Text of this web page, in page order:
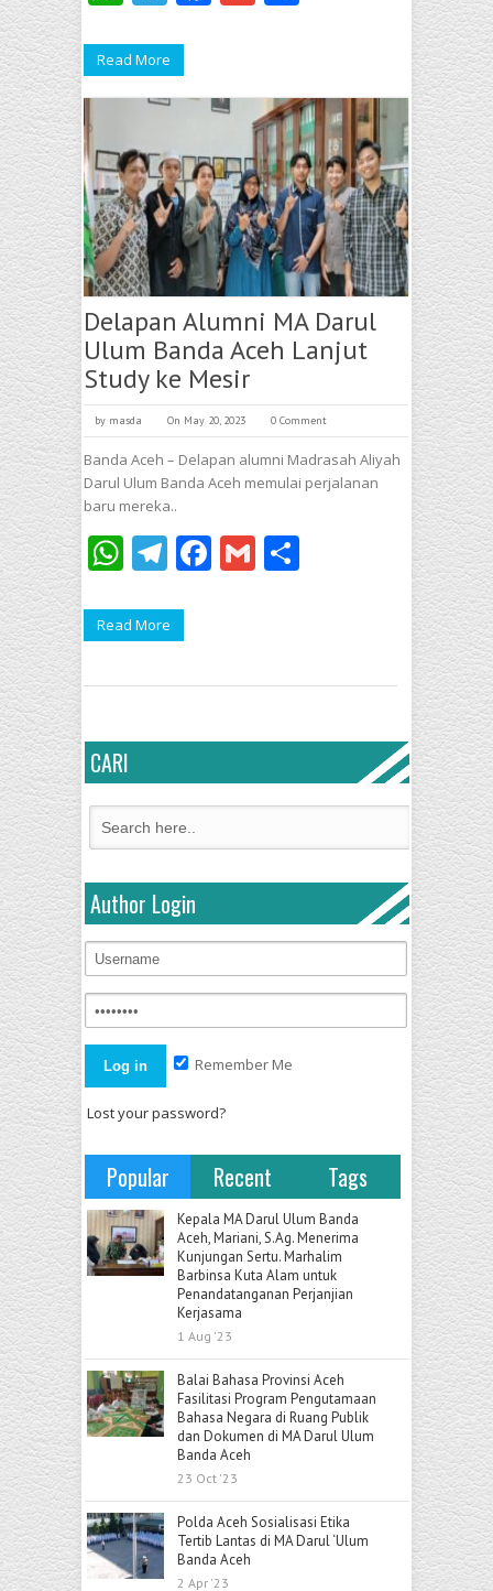
Read More
Delapan Alumni MA Darul
Ulum Banda Aceh Lanjut
Study ke Mesir
by masda On May 20, 2023 0 Comment
Banda Aceh – Delapan alumni Madrasah Aliyah
Darul Ulum Banda Aceh memulai perjalanan
baru mereka..
WhatsApp
Telegram
Facebook
Gmail
Read More
CARI
Author Login
Remember Me
Lost your password?
Popular Recent Tags
Kepala MA Darul Ulum Banda
Aceh, Mariani, S.Ag. Menerima
Kunjungan Sertu. Marhalim
Barbinsa Kuta Alam untuk
Penandatanganan Perjanjian
Kerjasama
1 Aug '23
Balai Bahasa Provinsi Aceh
Fasilitasi Program Pengutamaan
Bahasa Negara di Ruang Publik
dan Dokumen di MA Darul Ulum
Banda Aceh
23 Oct '23
Polda Aceh Sosialisasi Etika
Tertib Lantas di MA Darul ‘Ulum
Banda Aceh
2 Apr '23